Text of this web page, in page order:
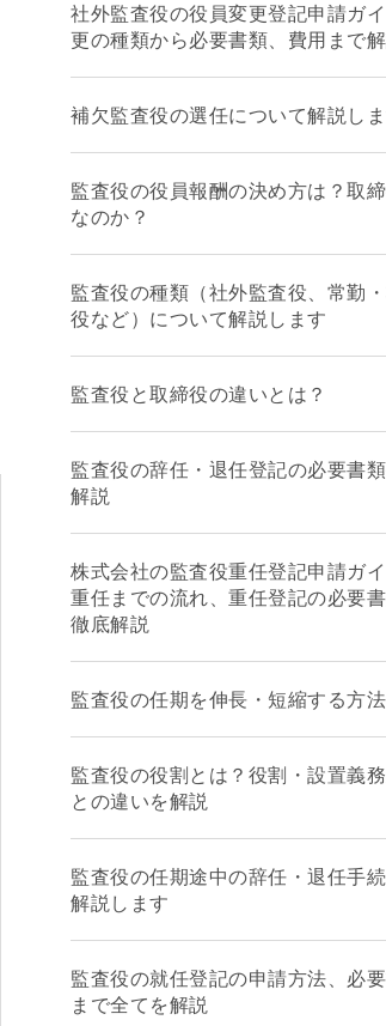
社外監査役の役員変更登記申請ガ
更の種類から必要書類、費用まで
補欠監査役の選任について解説し
監査役の役員報酬の決め方は？取
なのか？
監査役の種類（社外監査役、常勤
役など）について解説します
監査役と取締役の違いとは？
監査役の辞任・退任登記の必要書
解説
株式会社の監査役重任登記申請ガ
重任までの流れ、重任登記の必要
徹底解説
監査役の任期を伸長・短縮する方法
監査役の役割とは？役割・設置義
との違いを解説
監査役の任期途中の辞任・退任手
解説します
監査役の就任登記の申請方法、必
まで全てを解説